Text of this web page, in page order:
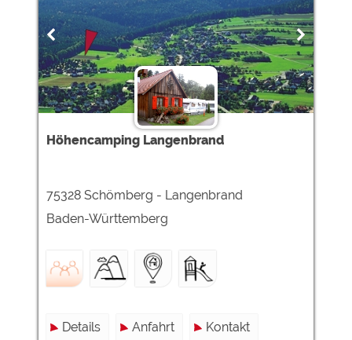
Höhencamping Langenbrand
75328 Schömberg - Langenbrand
Baden-Württemberg
Details Anfahrt Kontakt